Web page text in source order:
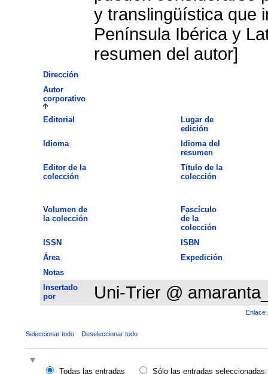
y translingüística que
Península Ibérica y
resumen del autor]
Dirección
Autor
corporativo
Editorial
Lugar de
edición
Idioma
Idioma del
resumen
Editor de la
colección
Título de la
colección
Volumen de
la colección
Fascículo
de la
colección
ISSN
ISBN
Área
Expedición
Notas
Insertado
por
Uni-Trier @
Enlace
Seleccionar todo Deseleccionar todo
Todas las entradas Sólo las entradas seleccionadas: